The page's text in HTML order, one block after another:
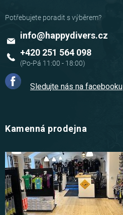
info@happydivers.cz
+420 251 564 098
Sledujte nás na facebooku
Kamenná prodejna